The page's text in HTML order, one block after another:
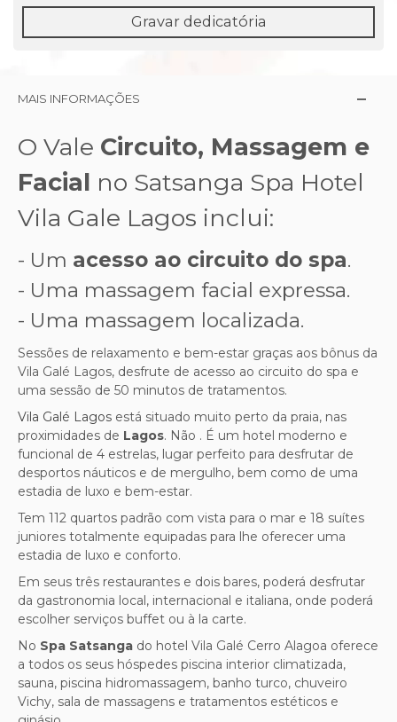
Gravar dedicatória
MAIS INFORMAÇÕES
O Vale Circuito, Massagem e
Facial no Satsanga Spa Hotel
Vila Gale Lagos inclui:
- Um acesso ao circuito do spa.
- Uma massagem facial expressa.
- Uma massagem localizada.
Sessões de relaxamento e bem-estar graças aos bônus da
Vila Galé Lagos, desfrute de acesso ao circuito do spa e
uma sessão de 50 minutos de tratamentos.
Vila Galé Lagos está situado muito perto da praia, nas
proximidades de Lagos. Não . É um hotel moderno e
funcional de 4 estrelas, lugar perfeito para desfrutar de
desportos náuticos e de mergulho, bem como de uma
estadia de luxo e bem-estar.
Tem 112 quartos padrão com vista para o mar e 18 suítes
juniores totalmente equipadas para lhe oferecer uma
estadia de luxo e conforto.
Em seus três restaurantes e dois bares, poderá desfrutar
da gastronomia local, internacional e italiana, onde poderá
escolher serviços buffet ou à la carte.
No Spa Satsanga do hotel Vila Galé Cerro Alagoa oferece
a todos os seus hóspedes piscina interior climatizada,
sauna, piscina hidromassagem, banho turco, chuveiro
Vichy, sala de massagens e tratamentos estéticos e